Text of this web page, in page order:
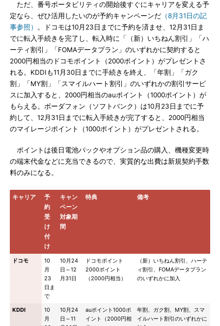
ただ、番号ポータビリティの開始後すぐにキャリアを変える予
定なら、ぜひ活用したいのが予約キャンペーンだ （8月31日の記
事参照）
。ドコモは10月23日までに予約を済ませ、12月31日ま
でに転入手続きを完了し、転入時に「（新）いちねん割引」「ハ
ーティ割引」「FOMAデータプラン」のいずれかに契約すると
2000円相当のドコモポイント（2000ポイント）がプレゼントさ
れる。KDDIも11月30日までに手続きを終え、「年割」「ガク
割」「MY割」「スマイルハート割引」のいずれかの割引サービ
スに加入すると、2000円相当のauポイント（1000ポイント）が
もらえる。ボーダフォン（ソフトバンク）は10月23日までに予
約して、12月31日までに転入手続きが完了すると、2000円相当
のマイレージポイント（1000ポイント）がプレゼントされる。
ポイントは後日電池パックやオプション品の購入、機種変更時
の端末代金などに充当できるので、実質的な出費は新規契約手数
料のみになる。
キャリア
予
約
受
け
付
け
キャン
ペーン
対象期
間
特典 備考
ドコモ
10
月
23
日ま
で
10月24
日～12
月31日
ドコモポイント
2000ポイント
（2000円相当）
（新）いちねん割引、ハーテ
ィ割引、FOMAデータプラン
のいずれかに加入
KDDI
10
月
10月24
日～11
auポイント1000ポ
イント（2000円相
年割、ガク割、MY割、スマ
イルハート割引のいずれかに